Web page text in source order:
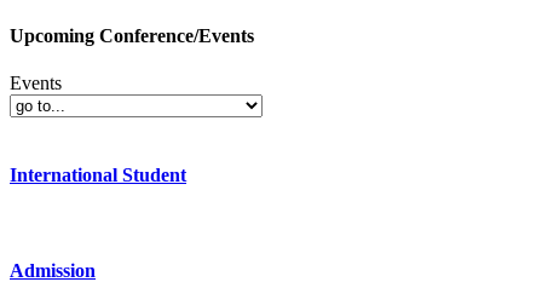
Upcoming Conference/Events
Events
International Student
Admission